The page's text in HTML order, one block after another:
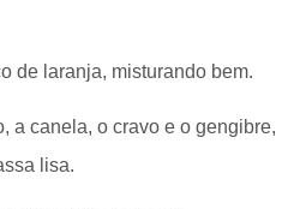
de laranja, misturando bem.
a canela, o cravo e o gengibre,
lisa.